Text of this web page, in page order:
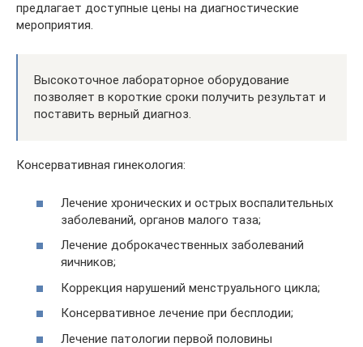
предлагает доступные цены на диагностические
мероприятия.
Высокоточное лабораторное оборудование
позволяет в короткие сроки получить результат и
поставить верный диагноз.
Консервативная гинекология:
Лечение хронических и острых воспалительных
заболеваний, органов малого таза;
Лечение доброкачественных заболеваний
яичников;
Коррекция нарушений менструального цикла;
Консервативное лечение при бесплодии;
Лечение патологии первой половины